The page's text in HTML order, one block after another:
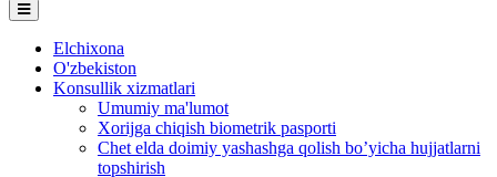
Elchixona
O'zbekiston
Konsullik xizmatlari
Umumiy ma'lumot
Xorijga chiqish biometrik pasporti
Chet elda doimiy yashashga qolish bo’yicha hujjatlarni
topshirish